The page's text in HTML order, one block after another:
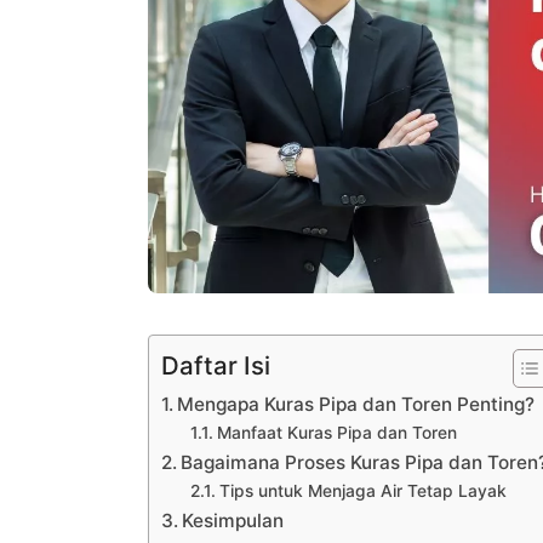
Daftar Isi
Mengapa Kuras Pipa dan Toren Penting?
Manfaat Kuras Pipa dan Toren
Bagaimana Proses Kuras Pipa dan
Tips untuk Menjaga Air Tetap Layak
Kesimpulan